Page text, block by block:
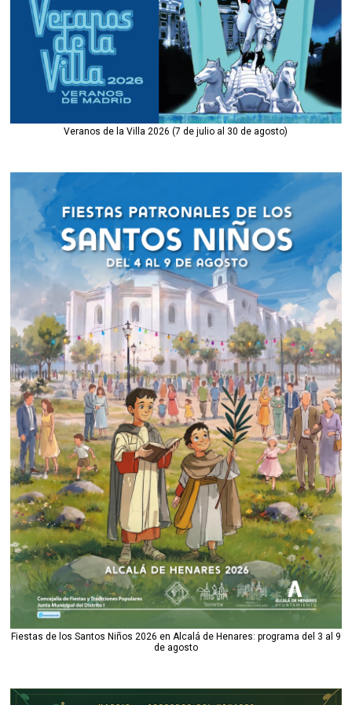
Veranos de la Villa 2026 (7 de julio al 30 de agosto)
Fiestas de los Santos Niños 2026 en Alcalá de Henares: programa del 3 al 9
de agosto